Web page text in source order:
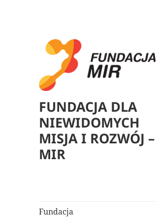
FUNDACJA DLA
NIEWIDOMYCH
MISJA I ROZWÓJ –
MIR
Fundacja